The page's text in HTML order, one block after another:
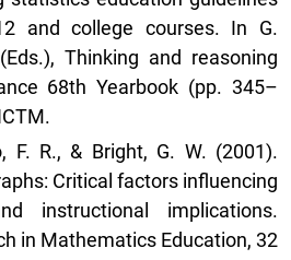
and college courses. In G.
Thinking and reasoning
68th Yearbook (pp. 345–
F. R., & Bright, G. W. (2001).
Critical factors influencing
instructional implications.
in Mathematics Education, 32